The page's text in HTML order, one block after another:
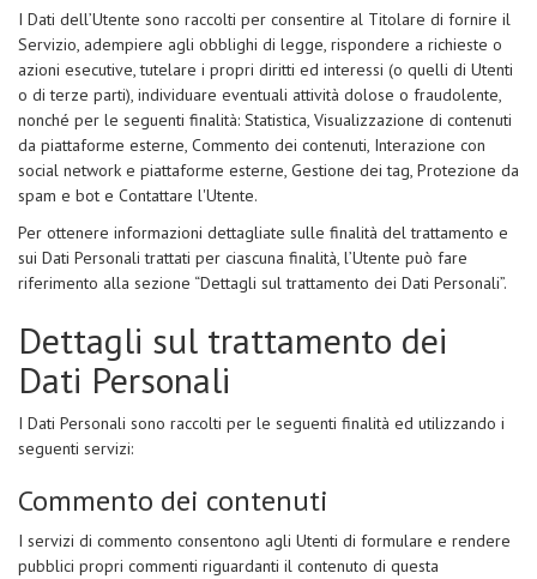
I Dati dell’Utente sono raccolti per consentire al Titolare di fornire il
Servizio, adempiere agli obblighi di legge, rispondere a richieste o
azioni esecutive, tutelare i propri diritti ed interessi (o quelli di Utenti
o di terze parti), individuare eventuali attività dolose o fraudolente,
nonché per le seguenti finalità: Statistica, Visualizzazione di contenuti
da piattaforme esterne, Commento dei contenuti, Interazione con
social network e piattaforme esterne, Gestione dei tag, Protezione da
spam e bot e Contattare l'Utente.
Per ottenere informazioni dettagliate sulle finalità del trattamento e
sui Dati Personali trattati per ciascuna finalità, l’Utente può fare
riferimento alla sezione “Dettagli sul trattamento dei Dati Personali”.
Dettagli sul trattamento dei
Dati Personali
I Dati Personali sono raccolti per le seguenti finalità ed utilizzando i
seguenti servizi:
Commento dei contenuti
I servizi di commento consentono agli Utenti di formulare e rendere
pubblici propri commenti riguardanti il contenuto di questa